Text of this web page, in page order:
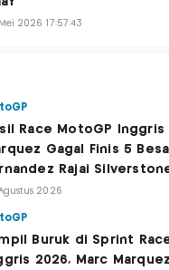
2026 17:57:43
Race MotoGP Inggris
Gagal Finis 5
Rajai
2026
Buruk di Sprint
2026, Marc